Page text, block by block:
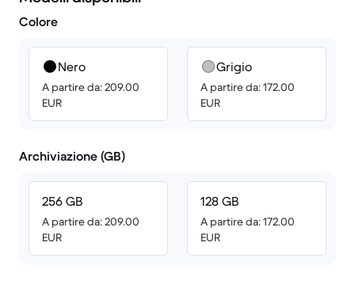
Colore
Nero
A partire da: 209.00
EUR
Grigio
A partire da: 172.00
EUR
Archiviazione (GB)
256 GB
A partire da: 209.00
EUR
128 GB
A partire da: 172.00
EUR